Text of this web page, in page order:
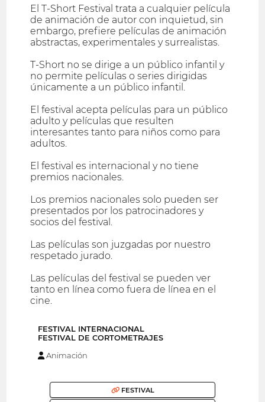
El T-Short Festival trata a cualquier película
de animación de autor con inquietud, sin
embargo, prefiere películas de animación
abstractas, experimentales y surrealistas.
T-Short no se dirige a un público infantil y
no permite películas o series dirigidas
únicamente a un público infantil.
El festival acepta películas para un público
adulto y películas que resulten
interesantes tanto para niños como para
adultos.
El festival es internacional y no tiene
premios nacionales.
Los premios nacionales solo pueden ser
presentados por los patrocinadores y
socios del festival.
Las películas son juzgadas por nuestro
respetado jurado.
Las películas del festival se pueden ver
tanto en línea como fuera de línea en el
cine.
FESTIVAL INTERNACIONAL
FESTIVAL DE CORTOMETRAJES
Animación
FESTIVAL